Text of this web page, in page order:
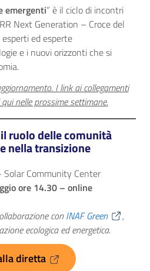
emergenti” è il ciclo di incontri
Next Generation – Croce del
ed esperte
e i nuovi orizzonti che si
I link ai collegamenti
nelle prossime settimane.
ruolo delle comunità
nella transizione
Community Center
ore 14.30 – online
con INAF Green
,
ecologica ed energetica.
diretta